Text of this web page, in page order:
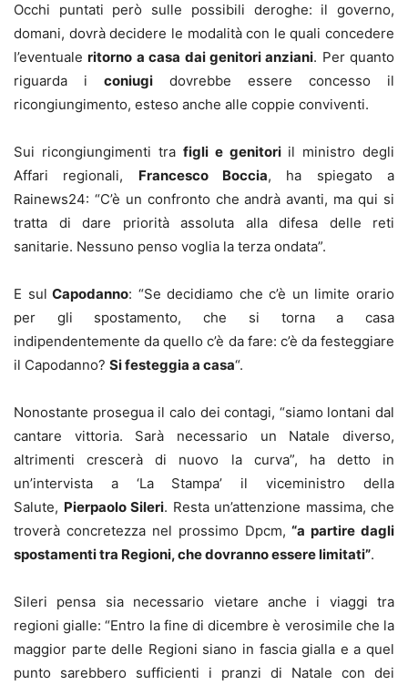
Occhi puntati però sulle possibili deroghe: il governo,
domani, dovrà decidere le modalità con le quali concedere
l’eventualeritorno a casa dai genitori anziani. Per quanto
riguarda iconiugi dovrebbe essere concesso il
ricongiungimento, esteso anche alle coppie conviventi.
Sui ricongiungimenti tra figli e genitori il ministro degli
Affari regionali, Francesco Boccia, ha spiegato a
Rainews24: “C’è un confronto che andrà avanti, ma qui si
tratta di dare priorità assoluta alla difesa delle reti
sanitarie. Nessuno penso voglia la terza ondata”.
E sul Capodanno: “Se decidiamo che c’è un limite orario
per gli spostamento, che si torna a casa
indipendentemente da quello c’è da fare: c’è da festeggiare
il Capodanno? Si festeggia a casa“.
Nonostante prosegua il calo dei contagi, “siamo lontani dal
cantare vittoria. Sarà necessario un Natale diverso,
altrimenti crescerà di nuovo la curva”, ha detto in
un’intervista a ‘La Stampa’ il viceministro della
Salute, Pierpaolo Sileri. Resta un’attenzione massima, che
troverà concretezza nel prossimo Dpcm, “a partire dagli
spostamenti tra Regioni, che dovranno essere limitati”.
Sileri pensa sia necessario vietare anche i viaggi tra
regioni gialle: “Entro la fine di dicembre è verosimile che la
maggior parte delle Regioni siano in fascia gialla e a quel
punto sarebbero sufficienti i pranzi di Natale con dei